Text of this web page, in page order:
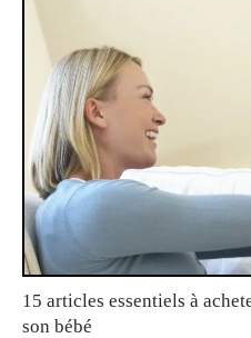
15 articles essentiels à
son bébé